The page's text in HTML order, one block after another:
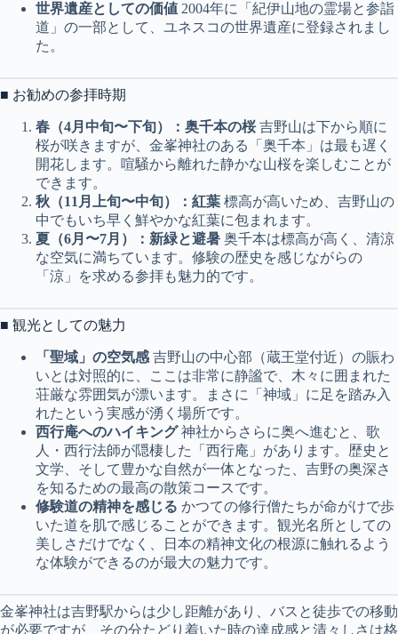
世界遺産としての価値 2004年に「紀伊山地の霊場と参詣
道」の一部として、ユネスコの世界遺産に登録されまし
た。
■ お勧めの参拝時期
春（4月中旬〜下旬）：奥千本の桜吉野山は下から順に
桜が咲きますが、金峯神社のある「奥千本」は最も遅く
開花します。喧騒から離れた静かな山桜を楽しむことが
できます。
秋（11月上旬〜中旬）：紅葉 標高が高いため、吉野山の
中でもいち早く鮮やかな紅葉に包まれます。
夏（6月〜7月）：新緑と避暑 奥千本は標高が高く、清涼
な空気に満ちています。修験の歴史を感じながらの
「涼」を求める参拝も魅力的です。
■ 観光としての魅力
「聖域」の空気感 吉野山の中心部（蔵王堂付近）の賑わ
いとは対照的に、ここは非常に静謐で、木々に囲まれた
荘厳な雰囲気が漂います。まさに「神域」に足を踏み入
れたという実感が湧く場所です。
西行庵へのハイキング神社からさらに奥へ進むと、歌
人・西行法師が隠棲した「西行庵」があります。歴史と
文学、そして豊かな自然が一体となった、吉野の奥深さ
を知るための最高の散策コースです。
修験道の精神を感じる かつての修行僧たちが命がけで歩
いた道を肌で感じることができます。観光名所としての
美しさだけでなく、日本の精神文化の根源に触れるよう
な体験ができるのが最大の魅力です。
金峯神社は吉野駅からは少し距離があり、バスと徒歩での移動
が必要ですが、その分たどり着いた時の達成感と清々しさは格